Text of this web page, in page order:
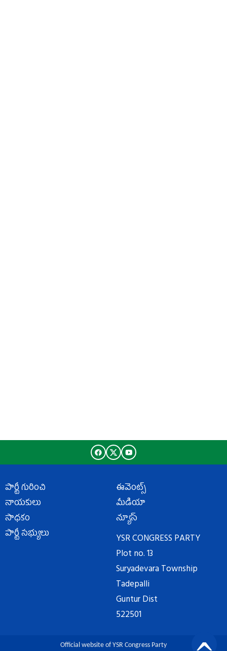
పార్టీ గురించి
నాయకులు
సాధకం
పార్టీ సభ్యులు
ఈవెంట్స్
మీడియా
న్యూస్
YSR CONGRESS PARTY
Plot no. 13
Suryadevara Township
Tadepalli
Guntur Dist
522501
Official website of YSR Congress Party